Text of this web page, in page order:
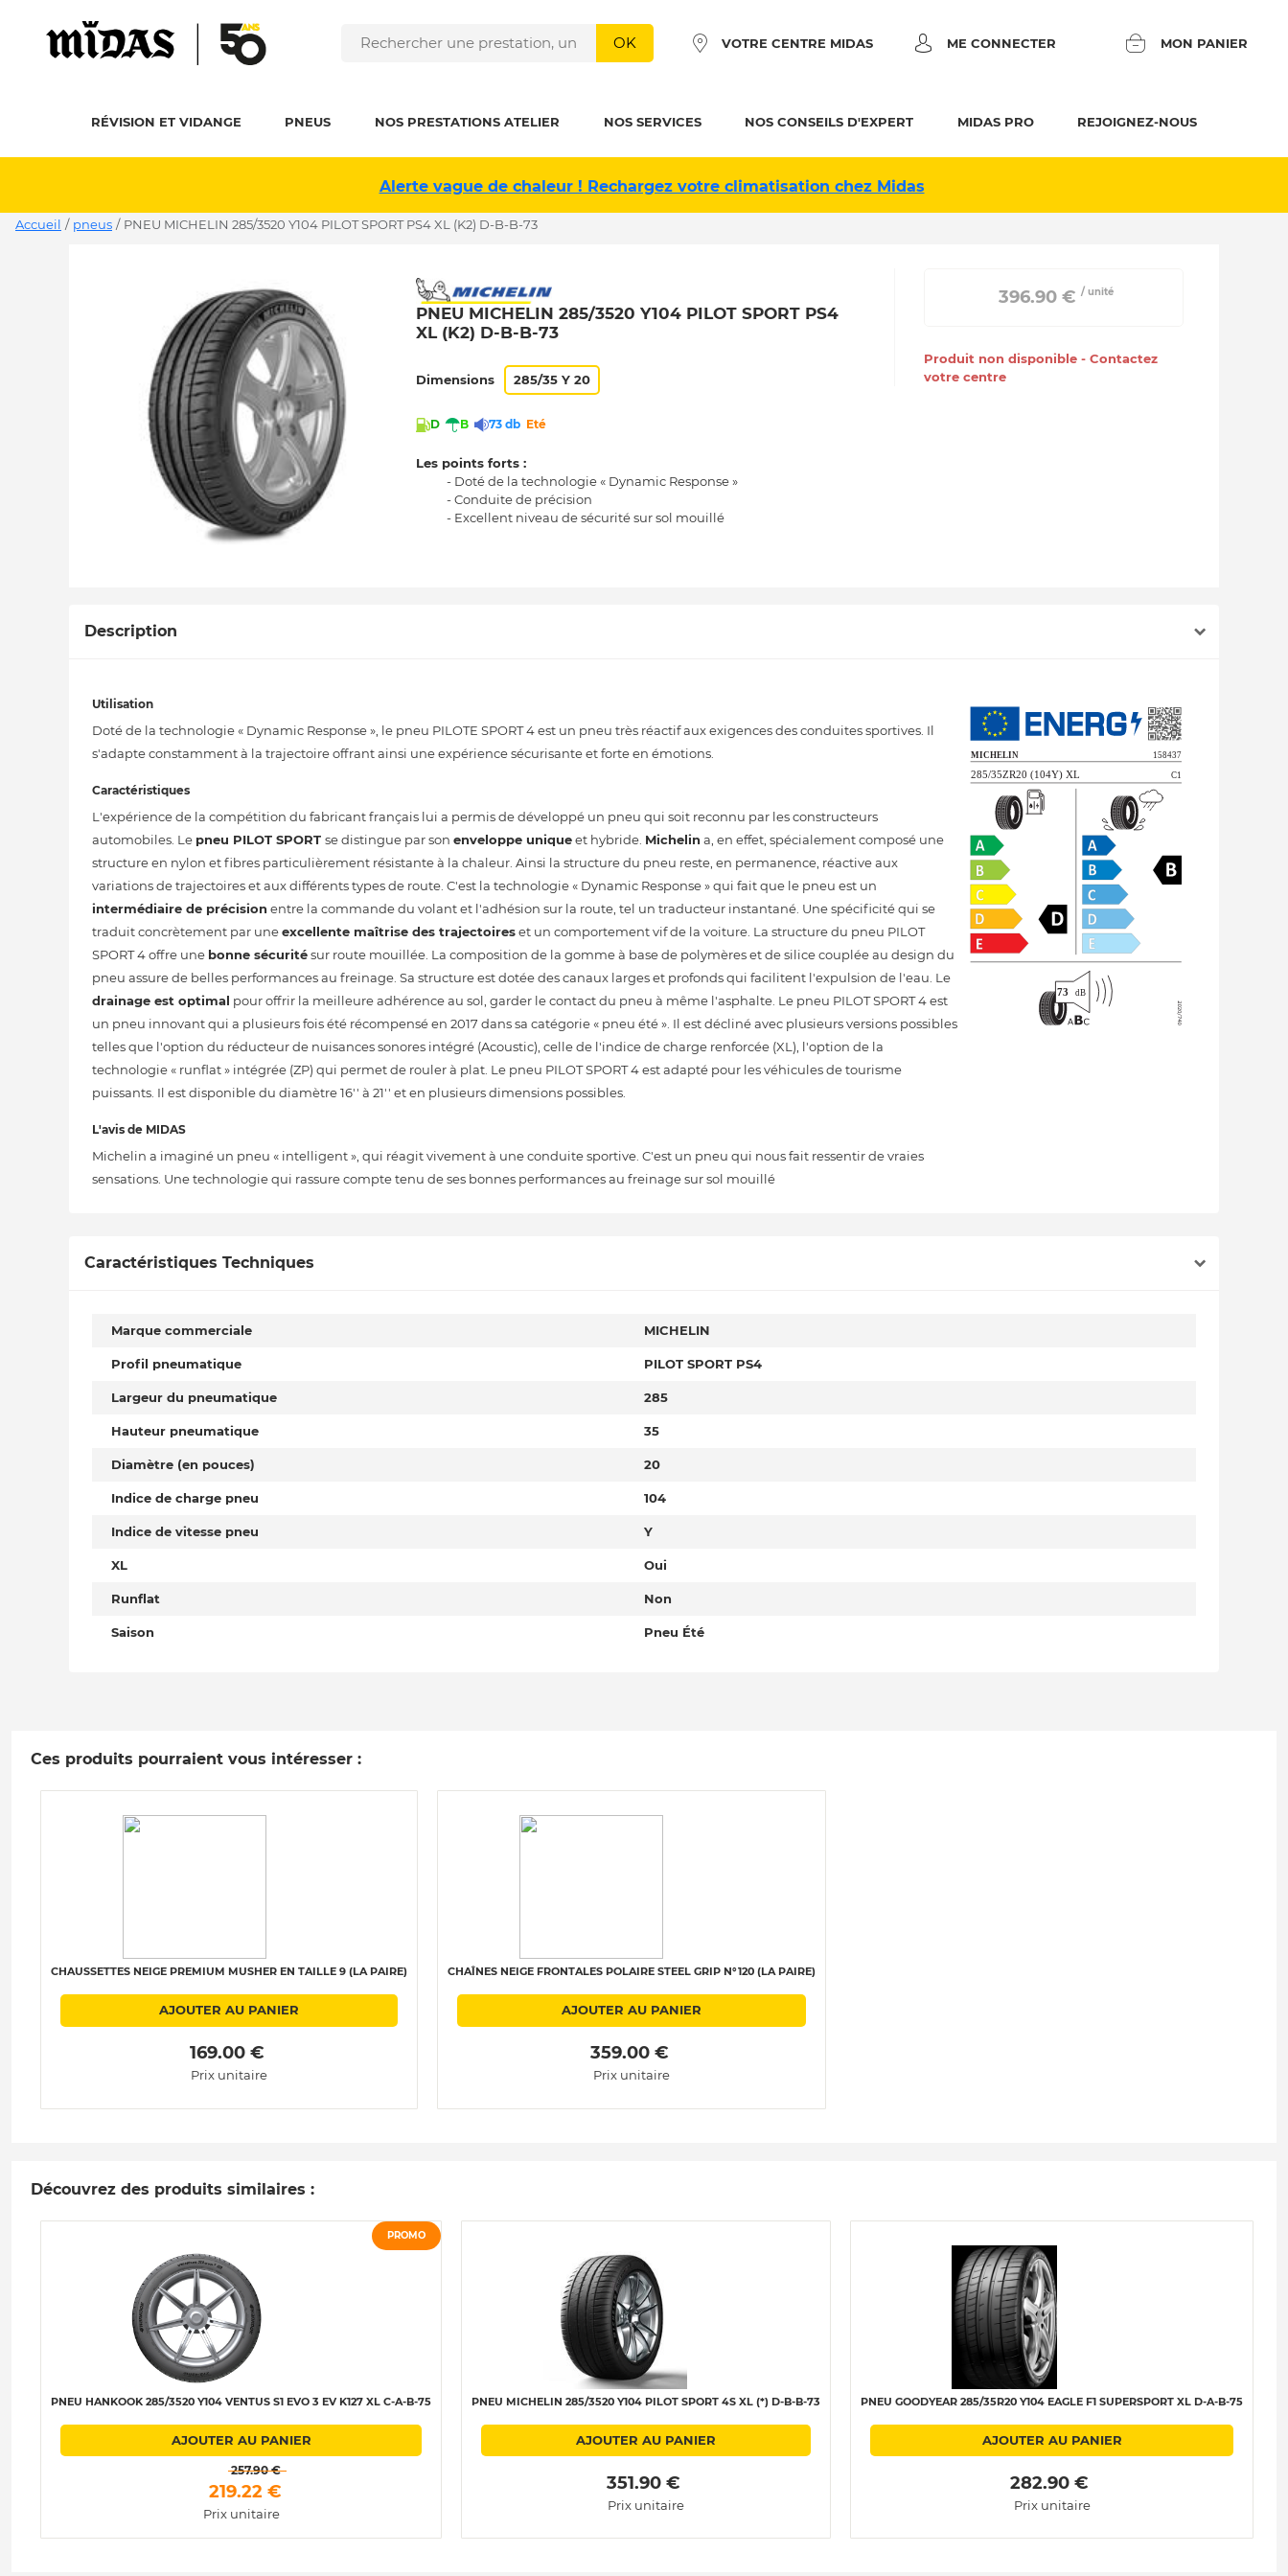
OK VOTRE CENTRE MIDAS ME CONNECTER MON PANIER
RÉVISION ET VIDANGE PNEUS NOS PRESTATIONS ATELIER NOS SERVICES NOS CONSEILS D'EXPERT MIDAS PRO REJOIGNEZ-NOUS
Alerte vague de chaleur ! Rechargez votre climatisation chez Midas
Accueil / pneus / PNEU MICHELIN 285/3520 Y104 PILOT SPORT PS4 XL (K2) D-B-B-73
PNEU MICHELIN 285/3520 Y104 PILOT SPORT PS4
XL (K2) D-B-B-73
Dimensions 285/35 Y 20
D B 73 db Eté
Les points forts :
- Doté de la technologie « Dynamic Response »
- Conduite de précision
- Excellent niveau de sécurité sur sol mouillé
396.90 € / unité
Produit non disponible - Contactez
votre centre
Description
Utilisation
Doté de la technologie « Dynamic Response », le pneu PILOTE SPORT 4 est un pneu très réactif aux exigences des conduites sportives. Il
s'adapte constamment à la trajectoire offrant ainsi une expérience sécurisante et forte en émotions.
Caractéristiques
L'expérience de la compétition du fabricant français lui a permis de développé un pneu qui soit reconnu par les constructeurs
automobiles. Le pneu PILOT SPORT se distingue par son enveloppe uniqueet hybride. Michelin a, en effet, spécialement composé une
structure en nylon et fibres particulièrement résistante à la chaleur. Ainsi la structure du pneu reste, en permanence, réactive aux
variations de trajectoires et aux différents types de route. C'est la technologie « Dynamic Response » qui fait que le pneu est un
intermédiaire de précision entre la commande du volant et l'adhésion sur la route, tel un traducteur instantané. Une spécificité qui se
traduit concrètement par uneexcellente maîtrise des trajectoireset un comportement vif de la voiture. La structure du pneu PILOT
SPORT 4 offre une bonne sécuritésur route mouillée. La composition de la gomme à base de polymères et de silice couplée au design du
pneu assure de belles performances au freinage. Sa structure est dotée des canaux larges et profonds qui facilitent l'expulsion de l'eau. Le
drainage est optimal pour offrir la meilleure adhérence au sol, garder le contact du pneu à même l'asphalte. Le pneu PILOT SPORT 4 est
un pneu innovant qui a plusieurs fois été récompensé en 2017 dans sa catégorie « pneu été ». Il est décliné avec plusieurs versions possibles
telles que l'option du réducteur de nuisances sonores intégré (Acoustic), celle de l'indice de charge renforcée (XL), l'option de la
technologie « runflat » intégrée (ZP) qui permet de rouler à plat. Le pneu PILOT SPORT 4 est adapté pour les véhicules de tourisme
puissants. Il est disponible du diamètre 16'' à 21'' et en plusieurs dimensions possibles.
L'avis de MIDAS
Michelin a imaginé un pneu « intelligent », qui réagit vivement à une conduite sportive. C'est un pneu qui nous fait ressentir de vraies
sensations. Une technologie qui rassure compte tenu de ses bonnes performances au freinage sur sol mouillé
Caractéristiques Techniques
Marque commerciale MICHELIN
Profil pneumatique PILOT SPORT PS4
Largeur du pneumatique 285
Hauteur pneumatique 35
Diamètre (en pouces) 20
Indice de charge pneu 104
Indice de vitesse pneu Y
XL Oui
Runflat Non
Saison Pneu Été
Ces produits pourraient vous intéresser :
CHAUSSETTES NEIGE PREMIUM MUSHER EN TAILLE 9 (LA PAIRE)
AJOUTER AU PANIER
169.00 €
Prix unitaire
CHAÎNES NEIGE FRONTALES POLAIRE STEEL GRIP N°120 (LA PAIRE)
AJOUTER AU PANIER
359.00 €
Prix unitaire
Découvrez des produits similaires :
PROMO
PNEU HANKOOK 285/3520 Y104 VENTUS S1 EVO 3 EV K127 XL C-A-B-75
AJOUTER AU PANIER
257.90 €
219.22 €
Prix unitaire
PNEU MICHELIN 285/3520 Y104 PILOT SPORT 4S XL (*) D-B-B-73
AJOUTER AU PANIER
351.90 €
Prix unitaire
PNEU GOODYEAR 285/35R20 Y104 EAGLE F1 SUPERSPORT XL D-A-B-75
AJOUTER AU PANIER
282.90 €
Prix unitaire